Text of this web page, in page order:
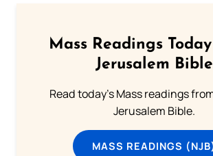
Mass Readings
Jerusalem Bible
Read today's Mass readings
Jerusalem Bible.
MASS READINGS